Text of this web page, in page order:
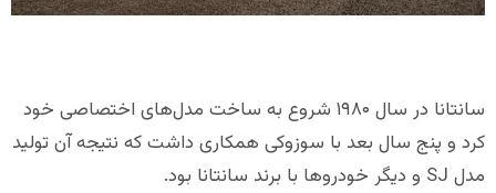
سانتانا در سال ۱۹۸۰ شروع به ساخت مدل‌های اختصاصی خود
کرد و پنج سال بعد با سوزوکی همکاری داشت که نتیجه آن تولید
مدل SJ و دیگر خودروها با برند سانتانا بود.